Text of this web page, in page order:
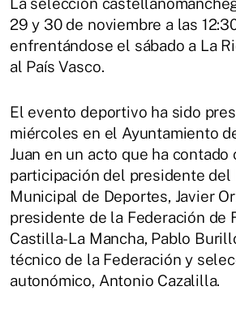
29 y 30 de noviembre a las
enfrentándose el sábado a La
al País Vasco.
El evento deportivo ha sido
miércoles en el Ayuntamiento
Juan en un acto que ha contado
participación del presidente
Municipal de Deportes, Javier
presidente de la Federación de
Castilla-La Mancha, Pablo
técnico de la Federación y
autonómico, Antonio Cazalilla.